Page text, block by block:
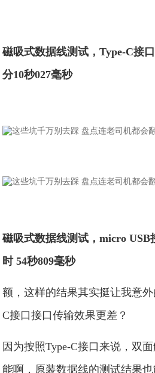
磁吸式数据线测试，Type-C接
分10秒027毫秒
磁吸式数据线测试，micro USB
时 54秒809毫秒
额，这样的结果其实挺让我意
C接口接口传输效果更差？
因为按照Type-C接口来说，双
能啊，原装数据线的测试结果